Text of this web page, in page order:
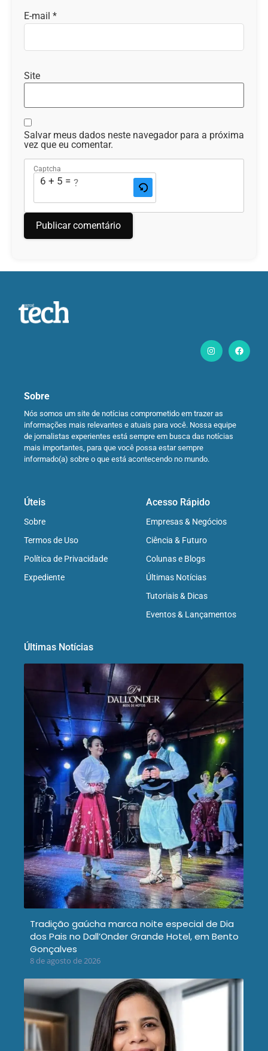
E-mail *
Site
Salvar meus dados neste navegador para a próxima
vez que eu comentar.
Captcha
6 + 5 = ?
Sobre
Nós somos um site de notícias comprometido em trazer as
informações mais relevantes e atuais para você. Nossa equipe
de jornalistas experientes está sempre em busca das notícias
mais importantes, para que você possa estar sempre
informado(a) sobre o que está acontecendo no mundo.
Úteis
Sobre
Termos de Uso
Política de Privacidade
Expediente
Acesso Rápido
Empresas & Negócios
Ciência & Futuro
Colunas e Blogs
Últimas Notícias
Tutoriais & Dicas
Eventos & Lançamentos
Últimas Notícias
Tradição gaúcha marca noite especial de Dia
dos Pais no Dall’Onder Grande Hotel, em Bento
Gonçalves
8 de agosto de 2026